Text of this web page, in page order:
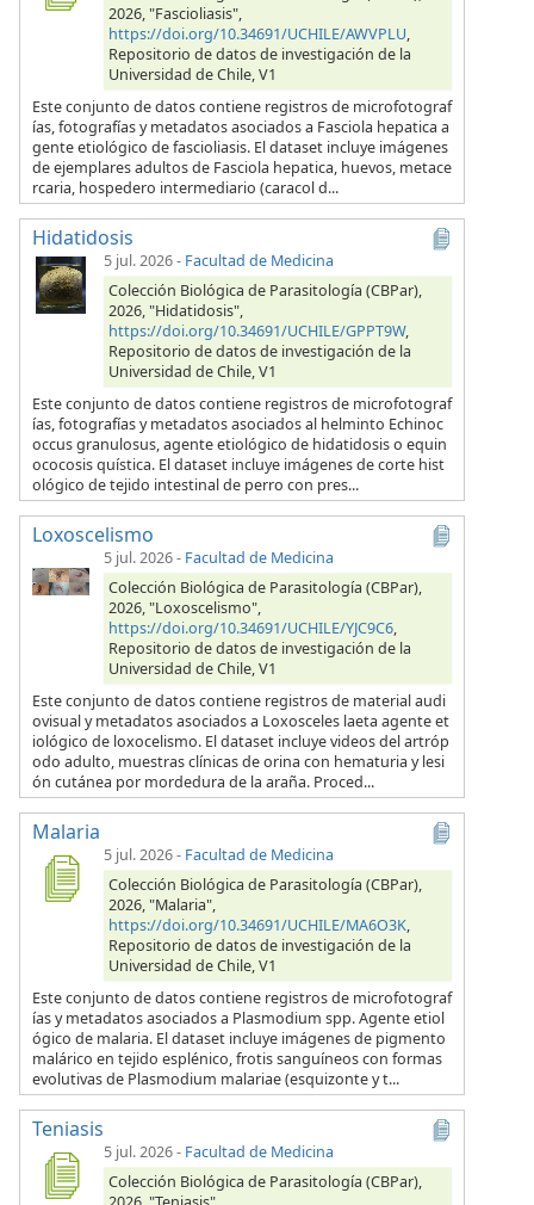
2026, "Fascioliasis",
https://doi.org/10.34691/UCHILE/AWVPLU,
Repositorio de datos de investigación de la
Universidad de Chile, V1
Este conjunto de datos contiene registros de microfotograf
ías, fotografías y metadatos asociados a Fasciola hepatica a
gente etiológico de fascioliasis. El dataset incluye imágenes
de ejemplares adultos de Fasciola hepatica, huevos, metace
rcaria, hospedero intermediario (caracol d...
Hidatidosis
5 jul. 2026- Facultad de Medicina
Colección Biológica de Parasitología (CBPar),
2026, "Hidatidosis",
https://doi.org/10.34691/UCHILE/GPPT9W,
Repositorio de datos de investigación de la
Universidad de Chile, V1
Este conjunto de datos contiene registros de microfotograf
ías, fotografías y metadatos asociados al helminto Echinoc
occus granulosus, agente etiológico de hidatidosis o equin
ococosis quística. El dataset incluye imágenes de corte hist
ológico de tejido intestinal de perro con pres...
Loxoscelismo
5 jul. 2026- Facultad de Medicina
Colección Biológica de Parasitología (CBPar),
2026, "Loxoscelismo",
https://doi.org/10.34691/UCHILE/YJC9C6,
Repositorio de datos de investigación de la
Universidad de Chile, V1
Este conjunto de datos contiene registros de material audi
ovisual y metadatos asociados a Loxosceles laeta agente et
iológico de loxocelismo. El dataset incluye videos del artróp
odo adulto, muestras clínicas de orina con hematuria y lesi
ón cutánea por mordedura de la araña. Proced...
Malaria
5 jul. 2026- Facultad de Medicina
Colección Biológica de Parasitología (CBPar),
2026, "Malaria",
https://doi.org/10.34691/UCHILE/MA6O3K,
Repositorio de datos de investigación de la
Universidad de Chile, V1
Este conjunto de datos contiene registros de microfotograf
ías y metadatos asociados a Plasmodium spp. Agente etiol
ógico de malaria. El dataset incluye imágenes de pigmento
malárico en tejido esplénico, frotis sanguíneos con formas
evolutivas de Plasmodium malariae (esquizonte y t...
Teniasis
5 jul. 2026- Facultad de Medicina
Colección Biológica de Parasitología (CBPar),